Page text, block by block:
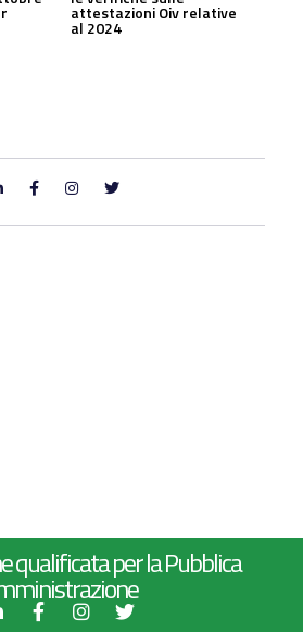
attestazioni Oiv relative
al 2024
qualificata per la Pubblica